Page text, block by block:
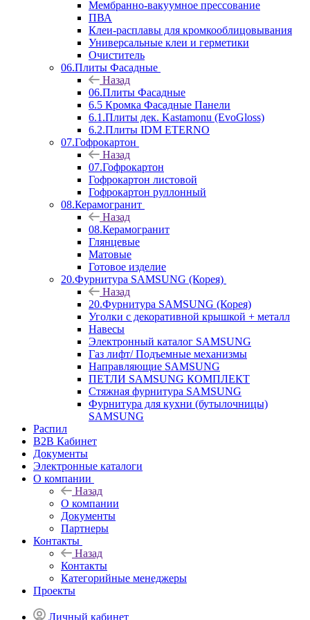
Мембранно-вакуумное прессование
ПВА
Клеи-расплавы для кромкооблицовывания
Универсальные клеи и герметики
Очиститель
06.Плиты Фасадные
Назад
06.Плиты Фасадные
6.5 Кромка Фасадные Панели
6.1.Плиты дек. Kastamonu (EvoGloss)
6.2.Плиты IDM ETERNO
07.Гофрокартон
Назад
07.Гофрокартон
Гофрокартон листовой
Гофрокартон руллонный
08.Керамогранит
Назад
08.Керамогранит
Глянцевые
Матовые
Готовое изделие
20.Фурнитура SAMSUNG (Корея)
Назад
20.Фурнитура SAMSUNG (Корея)
Уголки с декоративной крышкой + металл
Навесы
Электронный каталог SAMSUNG
Газ лифт/ Подъемные механизмы
Направляющие SAMSUNG
ПЕТЛИ SAMSUNG КОМПЛЕКТ
Стяжная фурнитура SAMSUNG
Фурнитура для кухни (бутылочницы)
SAMSUNG
Распил
B2B Кабинет
Документы
Электронные каталоги
О компании
Назад
О компании
Документы
Партнеры
Контакты
Назад
Контакты
Категорийные менеджеры
Проекты
Личный кабинет